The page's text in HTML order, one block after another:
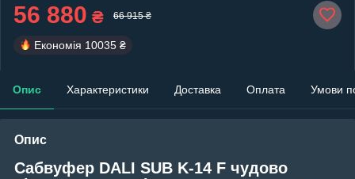
56 880 ₴ 66 915 ₴
Економія 10035 ₴
Опис Характеристики Доставка Оплата Умови
Опис
Сабвуфер DALI SUB K-14 F чудово